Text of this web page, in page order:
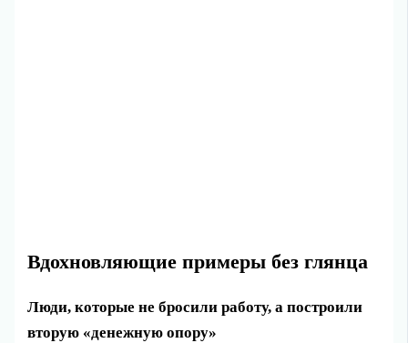
Вдохновляющие примеры без глянца
Люди, которые не бросили работу, а построили
вторую «денежную опору»